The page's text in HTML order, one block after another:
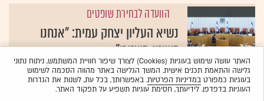
הוועדה לבחירת שופטים
נשיא העליון יצחק עמית: "אנחנו
בשינוי משטרי"
{19}ניצן שפיר
האתר עושה שימוש בעוגיות (Cookies) לצורך שיפור חוויית המשתמש, ניתוח נתוני
גלישה והתאמת תכנים אישית. המשך הגלישה באתר מהווה הסכמה לשימוש
בעוגיות כמפורטבמדיניות הפרטיות. באפשרותך, בכל עת, לשנות את הגדרות
העוגיות בדפדפן. לידיעתך, חסימת עוגיות תשפיע על תפקוד האתר.